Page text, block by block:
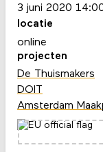
3 juni 2020
locatie
online
projecten
De Thuismakers
DOIT
Amsterdam